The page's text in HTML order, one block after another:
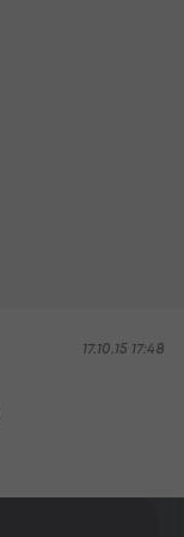
17.10.15 17:48